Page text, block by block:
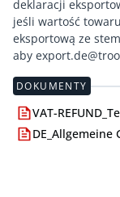
deklaracji
jeśli wartość
eksportową ze
DOKUMENTY
VAT-
DE_Allgemeine